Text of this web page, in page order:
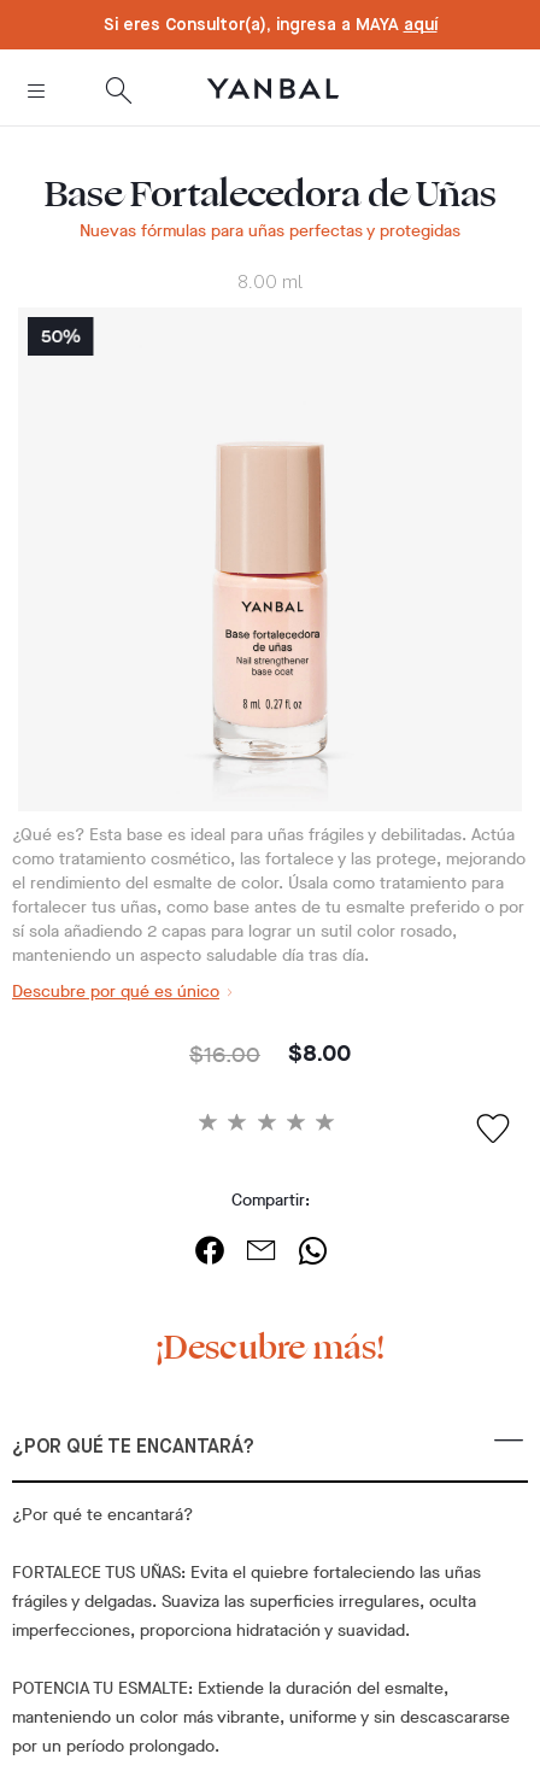
Si eres Consultor(a), ingresa a MAYA aquí
Base Fortalecedora de Uñas
Nuevas fórmulas para uñas perfectas y protegidas
8.00 ml
¿Qué es? Esta base es ideal para uñas frágiles y debilitadas. Actúa
como tratamiento cosmético, las fortalece y las protege, mejorando
el rendimiento del esmalte de color. Úsala como tratamiento para
fortalecer tus uñas, como base antes de tu esmalte preferido o por
sí sola añadiendo 2 capas para lograr un sutil color rosado,
manteniendo un aspecto saludable día tras día.
Descubre por qué es único
$16.00 $8.00
Compartir:
¡Descubre más!
¿POR QUÉ TE ENCANTARÁ?
¿Por qué te encantará?
FORTALECE TUS UÑAS: Evita el quiebre fortaleciendo las uñas
frágiles y delgadas. Suaviza las superficies irregulares, oculta
imperfecciones, proporciona hidratación y suavidad.
POTENCIA TU ESMALTE: Extiende la duración del esmalte,
manteniendo un color más vibrante, uniforme y sin descascararse
por un período prolongado.